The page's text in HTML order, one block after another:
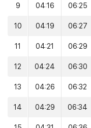
9 04:16 06:25
10 04:19 06:27
11 04:21 06:29
12 04:24 06:30
13 04:26 06:32
14 04:29 06:34